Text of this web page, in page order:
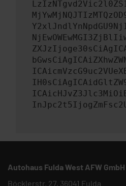
Autohaus Fulda West AFW GmbH
Böcklerstr. 27, 36041 Fulda